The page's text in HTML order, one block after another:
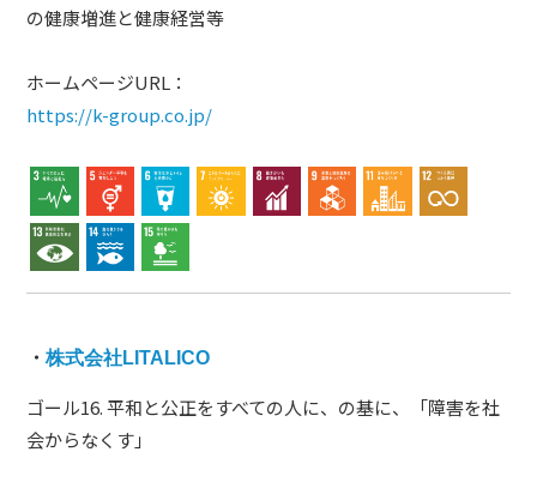
の健康増進と健康経営等
ホームページURL：
https://k-group.co.jp/
・株式会社LITALICO
ゴール16. 平和と公正をすべての人に、の基に、「障害を社
会からなくす」